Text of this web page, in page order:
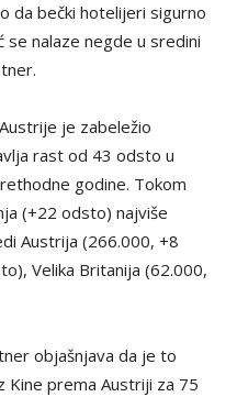
da bečki hotelijeri sigurno
se nalaze negde u sredini
je zabeležio
rast od 43 odsto u
godine. Tokom
(+22 odsto) najviše
Austrija (266.000, +8
Velika Britanija (62.000,
objašnjava da je to
Kine prema Austriji za 75